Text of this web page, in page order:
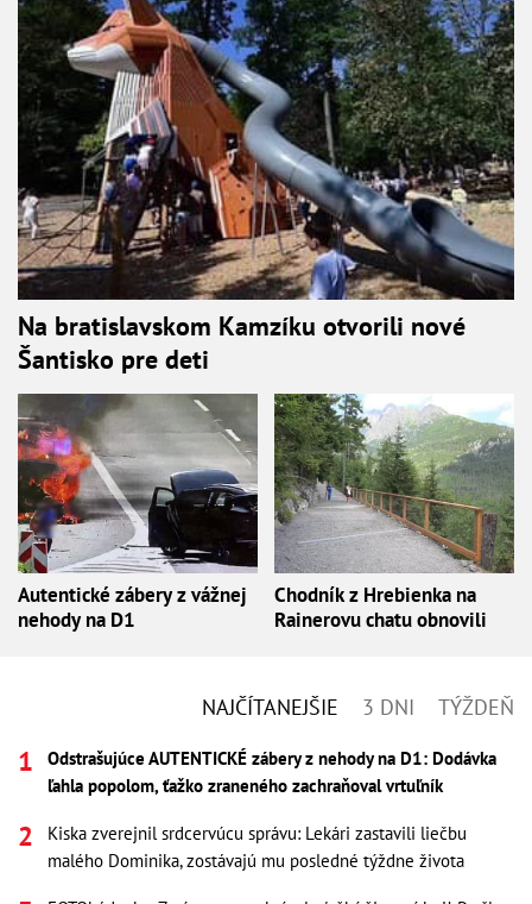
Na bratislavskom Kamzíku otvorili nové
Šantisko pre deti
Autentické zábery z vážnej
nehody na D1
Chodník z Hrebienka na
Rainerovu chatu obnovili
NAJČÍTANEJŠIE 3 DNI TÝŽDEŇ
Odstrašujúce AUTENTICKÉ zábery z nehody na D1: Dodávka
ľahla popolom, ťažko zraneného zachraňoval vrtuľník
Kiska zverejnil srdcervúcu správu: Lekári zastavili liečbu
malého Dominika, zostávajú mu posledné týždne života